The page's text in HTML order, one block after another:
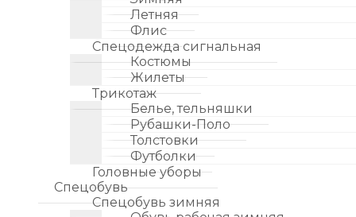
Летняя
Флис
Спецодежда сигнальная
Костюмы
Жилеты
Трикотаж
Белье, тельняшки
Рубашки-Поло
Толстовки
Футболки
Головные уборы
Спецобувь
Спецобувь зимняя